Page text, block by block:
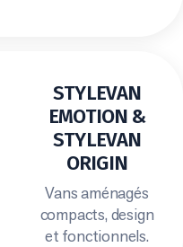
STYLEVAN
EMOTION &
STYLEVAN
ORIGIN
Vans aménagés
compacts, design
et fonctionnels.